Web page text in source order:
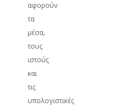
αφορούν
τα
μέσα,
τους
ιστούς
και
τις
υπολογιστικές